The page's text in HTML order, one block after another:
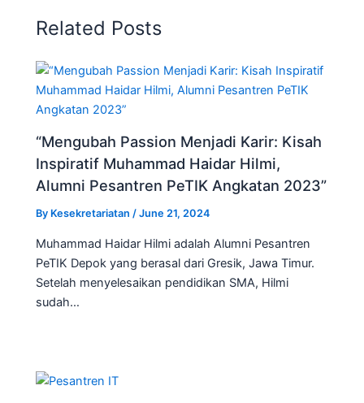
o
o
k
p
p
m
Related Posts
“Mengubah Passion Menjadi Karir: Kisah
Inspiratif Muhammad Haidar Hilmi,
Alumni Pesantren PeTIK Angkatan 2023”
By Kesekretariatan/June 21, 2024
Muhammad Haidar Hilmi adalah Alumni Pesantren
PeTIK Depok yang berasal dari Gresik, Jawa Timur.
Setelah menyelesaikan pendidikan SMA, Hilmi
sudah…